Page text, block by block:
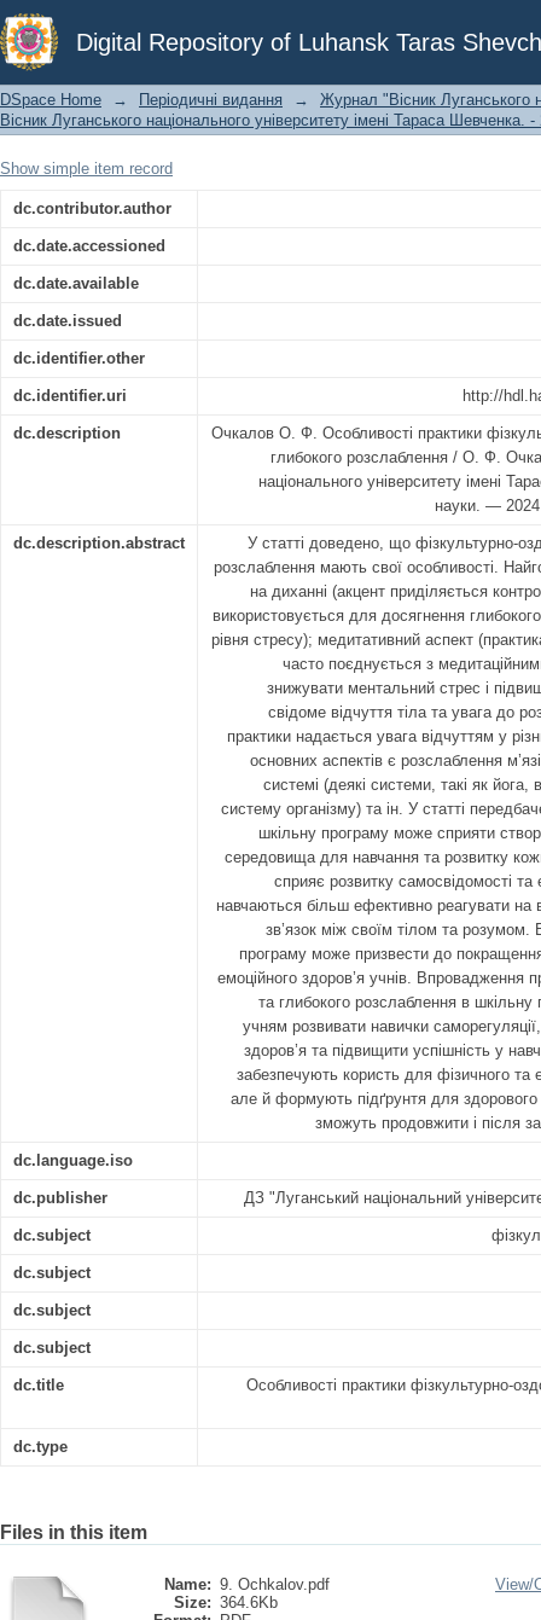
Digital Repository of Luhansk Taras
Особливості практики
розслаблення
DSpace Home → Періодичні видання →
Журнал "Вісник Луганського
Вісник Луганського національного університету імені Тараса
Show simple item record
dc.contributor.author
dc.date.accessioned
dc.date.available
dc.date.issued
dc.identifier.other
dc.identifier.uri http://
dc.description
Очкалов О. Ф. Особливості практики
глибокого розслаблення / О. Ф.
національного університету імені
науки. —
dc.description.abstract
У статті доведено, що фізкультурно-
розслаблення мають свої особливості.
на диханні (акцент приділяється
використовується для досягнення
рівня стресу); медитативний аспект
часто поєднується з
знижувати ментальний стрес і
свідоме відчуття тіла та увага до
практики надається увага відчуттям у
основних аспектів є розслаблення
системі (деякі системи, такі як
систему організму) та ін. У статті
шкільну програму може сприяти
середовища для навчання та розвитку
сприяє розвитку самосвідомості та
навчаються більш ефективно реагувати на
зв’язок між своїм тілом та
програму може призвести до
емоційного здоров’я учнів. Впровадження
та глибокого розслаблення в
учням розвивати навички
здоров’я та підвищити успішність у
забезпечують користь для фізичного та
але й формують підґрунтя для
зможуть продовжити і після
dc.language.iso
dc.publisher ДЗ "Луганський національний
dc.subject
dc.subject
dc.subject
dc.subject
dc.title Особливості практики фізкультурно-
dc.type
Files in this item
Name: 9. Ochkalov.pdf
Size: 364.6Kb
View/